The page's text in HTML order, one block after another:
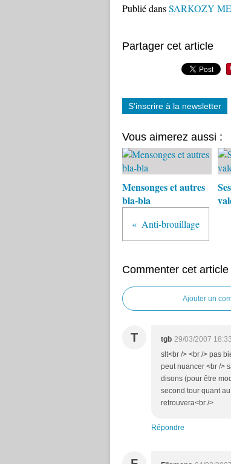
Publié dansSARKOZY
Partager cet article
S'inscrire à la newsletter
Vous aimerez aussi :
Mensonges et autres
bla-bla
Anti-brouillage
Commenter cet article
Ajouter un
T tgb 29/03/2007 18:33
slt<br /> <br /> pas
peut nuancer <br />
disons (pour être
second tour quant
retrouvera<br />
Répondre